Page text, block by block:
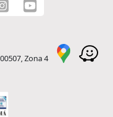
Zona 4